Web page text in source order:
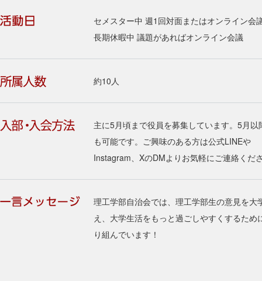
セメスター中 週1回対面またはオンライン会
長期休暇中 議題があればオンライン会議
約10人
主に5月頃まで役員を募集しています。5月以
も可能です。ご興味のある方は公式LINEや
Instagram、XのDMよりお気軽にご連絡くだ
理工学部自治会では、理工学部生の意見を大
え、大学生活をもっと過ごしやすくするため
り組んでいます！